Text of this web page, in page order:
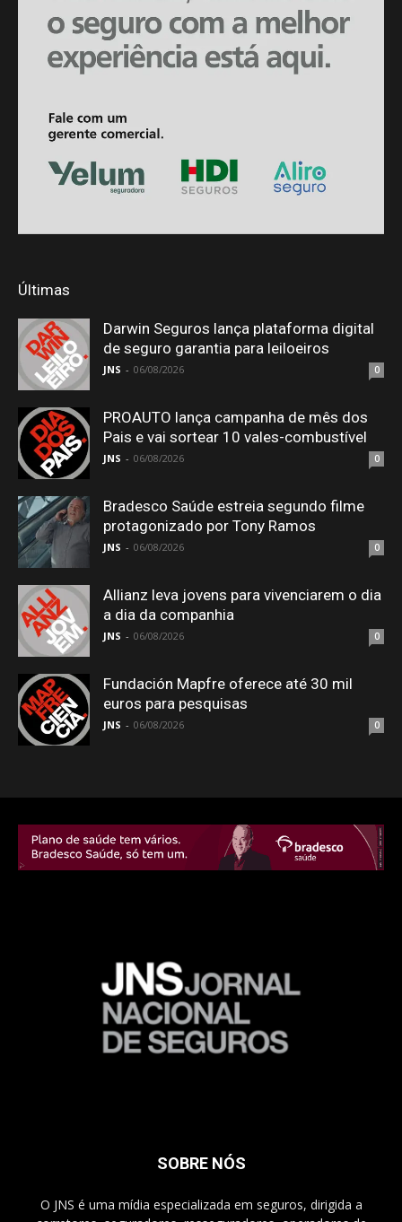
Últimas
Darwin Seguros lança plataforma digital
de seguro garantia para leiloeiros
JNS - 06/08/2026 0
PROAUTO lança campanha de mês dos
Pais e vai sortear 10 vales-combustível
JNS - 06/08/2026 0
Bradesco Saúde estreia segundo filme
protagonizado por Tony Ramos
JNS - 06/08/2026 0
Allianz leva jovens para vivenciarem o dia
a dia da companhia
JNS - 06/08/2026 0
Fundación Mapfre oferece até 30 mil
euros para pesquisas
JNS - 06/08/2026 0
SOBRE NÓS
O JNS é uma mídia especializada em seguros, dirigida a